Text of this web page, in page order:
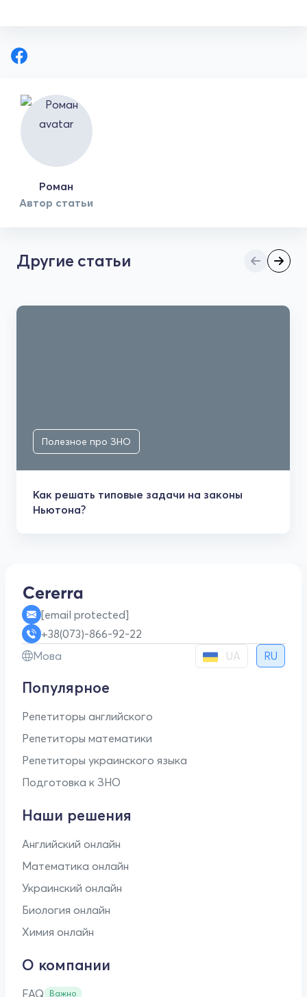
Роман
Автор статьи
Другие статьи
Полезное про ЗНО
Как решать типовые задачи на законы
Ньютона?
[email protected]
+38(073)-866-92-22
Мова
UA RU
Популярное
Репетиторы английского
Репетиторы математики
Репетиторы украинского языка
Подготовка к ЗНО
Наши решения
Английский онлайн
Математика онлайн
Украинский онлайн
Биология онлайн
Химия онлайн
О компании
FAQ Важно